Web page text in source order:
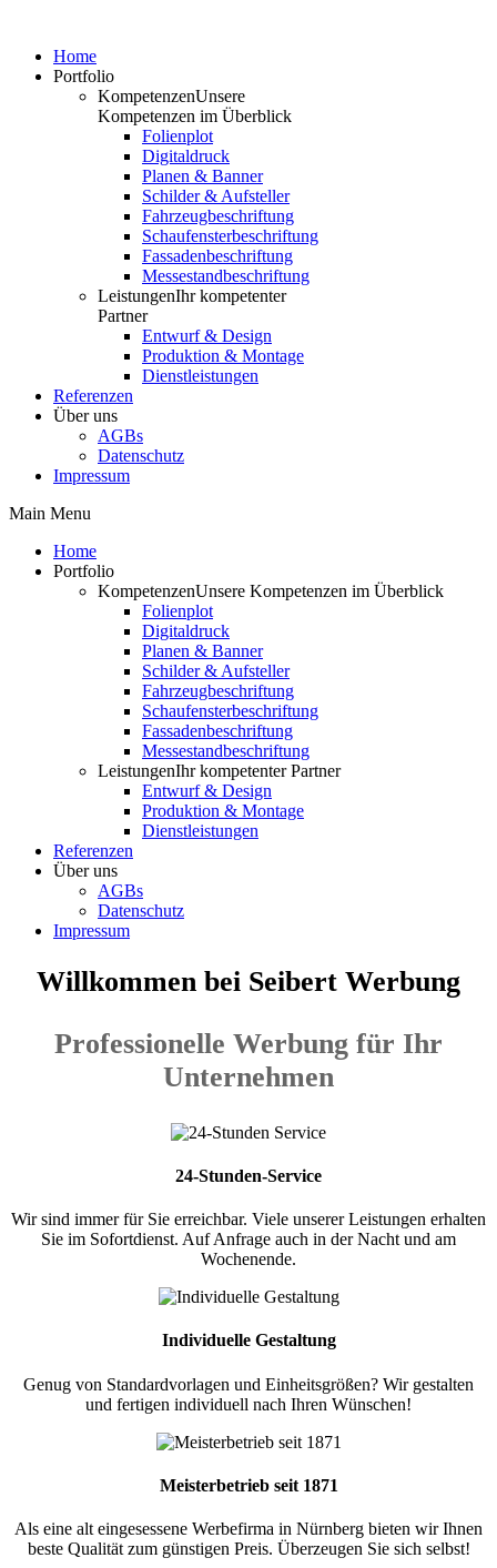
Home
Portfolio
KompetenzenUnsere
Kompetenzen im Überblick
Folienplot
Digitaldruck
Planen & Banner
Schilder & Aufsteller
Fahrzeugbeschriftung
Schaufensterbeschriftung
Fassadenbeschriftung
Messestandbeschriftung
LeistungenIhr kompetenter
Partner
Entwurf & Design
Produktion & Montage
Dienstleistungen
Referenzen
Über uns
AGBs
Datenschutz
Impressum
Main Menu
Home
Portfolio
KompetenzenUnsere Kompetenzen im Überblick
Folienplot
Digitaldruck
Planen & Banner
Schilder & Aufsteller
Fahrzeugbeschriftung
Schaufensterbeschriftung
Fassadenbeschriftung
Messestandbeschriftung
LeistungenIhr kompetenter Partner
Entwurf & Design
Produktion & Montage
Dienstleistungen
Referenzen
Über uns
AGBs
Datenschutz
Impressum
Willkommen bei Seibert Werbung
Professionelle Werbung für Ihr
Unternehmen
24-Stunden-Service
Wir sind immer für Sie erreichbar. Viele unserer Leistungen erhalten
Sie im Sofortdienst. Auf Anfrage auch in der Nacht und am
Wochenende.
Individuelle Gestaltung
Genug von Standardvorlagen und Einheitsgrößen? Wir gestalten
und fertigen individuell nach Ihren Wünschen!
Meisterbetrieb seit 1871
Als eine alt eingesessene Werbefirma in Nürnberg bieten wir Ihnen
beste Qualität zum günstigen Preis. Überzeugen Sie sich selbst!